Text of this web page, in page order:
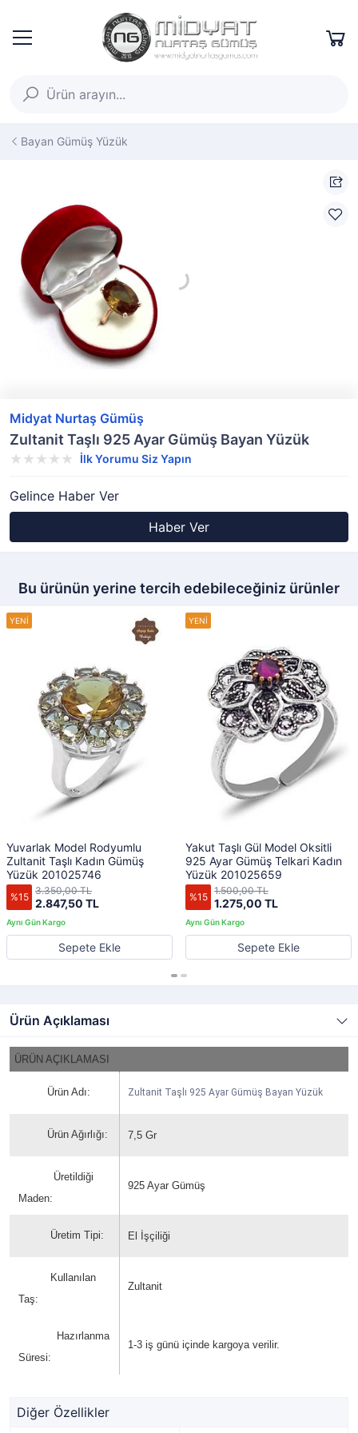
Bayan Gümüş Yüzük
Midyat Nurtaş Gümüş
Zultanit Taşlı 925 Ayar Gümüş Bayan Yüzük
İlk Yorumu Siz Yapın
Gelince Haber Ver
Haber Ver
Bu ürünün yerine tercih edebileceğiniz ürünler
Yuvarlak Model Rodyumlu
Zultanit Taşlı Kadın Gümüş
Yüzük 201025746
%15 2.847,50 TL
3.350,00 TL
Sepete Ekle
Yakut Taşlı Gül Model Oksitli
925 Ayar Gümüş Telkari Kadın
Yüzük 201025659
%15 1.275,00 TL
1.500,00 TL
Sepete Ekle
Ürün Açıklaması
ÜRÜN AÇIKLAMASI
Ürün Adı: Zultanit Taşlı 925 Ayar Gümüş Bayan Yüzük
Ürün Ağırlığı: 7,5 Gr
Üretildiği
Maden:
925 Ayar Gümüş
Üretim Tipi: El İşçiliği
Kullanılan
Taş:
Zultanit
Hazırlanma
Süresi:
1-3 iş günü içinde kargoya verilir.
Diğer Özellikler